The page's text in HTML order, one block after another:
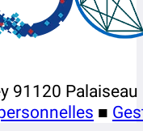
91120
■